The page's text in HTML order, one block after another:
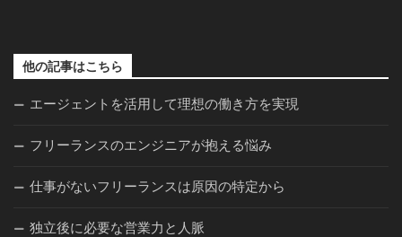
他の記事はこちら
エージェントを活用して理想の働き方を実現
フリーランスのエンジニアが抱える悩み
仕事がないフリーランスは原因の特定から
独立後に必要な営業力と人脈